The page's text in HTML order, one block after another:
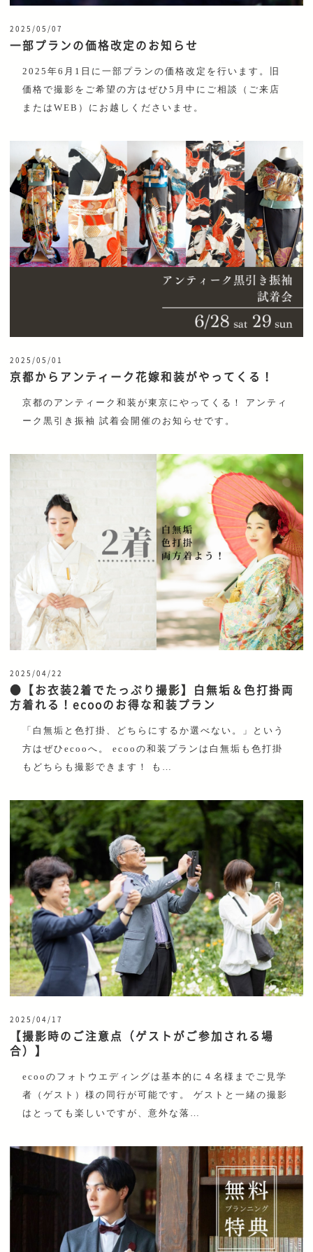
2025/05/07
一部プランの価格改定のお知らせ
2025年6月1日に一部プランの価格改定を行います。旧
価格で撮影をご希望の方はぜひ5月中にご相談（ご来店
またはWEB）にお越しくださいませ。
2025/05/01
京都からアンティーク花嫁和装がやってくる！
京都のアンティーク和装が東京にやってくる！ アンティ
ーク黒引き振袖 試着会開催のお知らせです。
2025/04/22
●【お衣装2着でたっぷり撮影】白無垢＆色打掛両
方着れる！ecooのお得な和装プラン
「白無垢と色打掛、どちらにするか選べない。」という
方はぜひecooへ。 ecooの和装プランは白無垢も色打掛
もどちらも撮影できます！ も…
2025/04/17
【撮影時のご注意点（ゲストがご参加される場
合）】
ecooのフォトウエディングは基本的に４名様までご見学
者（ゲスト）様の同行が可能です。 ゲストと一緒の撮影
はとっても楽しいですが、意外な落…